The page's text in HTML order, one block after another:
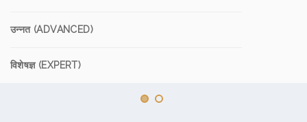
उन्नत (ADVANCED)
विशेषज्ञ (EXPERT)